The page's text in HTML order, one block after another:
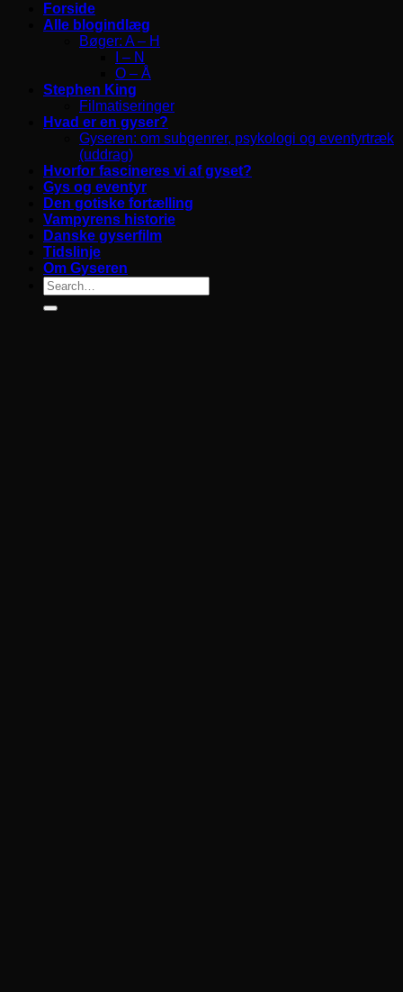
Forside
Alle blogindlæg
Bøger: A – H
I – N
O – Å
Stephen King
Filmatiseringer
Hvad er en gyser?
Gyseren: om subgenrer, psykologi og eventyrtræk
(uddrag)
Hvorfor fascineres vi af gyset?
Gys og eventyr
Den gotiske fortælling
Vampyrens historie
Danske gyserfilm
Tidslinje
Om Gyseren